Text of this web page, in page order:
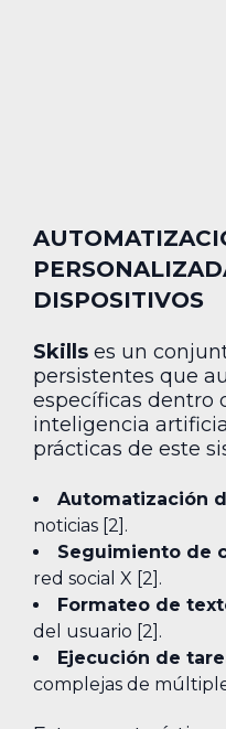
DISPOSITIVOS
Skills es un
persistentes que
específicas dentro
inteligencia
prácticas de este
Automatización
noticias [2].
Seguimiento de
red social X [2].
Formateo de
del usuario [2].
Ejecución de
complejas de